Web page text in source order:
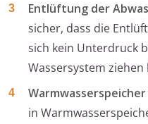
Entlüftung der
sicher, dass die
sich kein Unterdruck
Wassersystem ziehen
in